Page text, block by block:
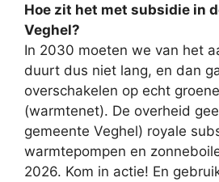
Hoe zit het met subsidie in
Veghel?
In 2030 moeten we van het
duurt dus niet lang, en dan
overschakelen op echt
(warmtenet). De overheid
gemeente Veghel) royale
warmtepompen en
2026. Kom in actie! En